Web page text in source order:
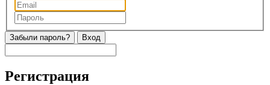
Забыли пароль?
Регистрация